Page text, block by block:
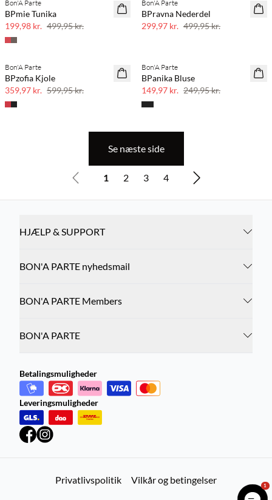
60% rabat
Bon'A Parte
BPmie Tunika
199,98 kr. 499,95 kr.
40% rabat
Bon'A Parte
BPravna Nederdel
299,97 kr. 499,95 kr.
40% rabat
Bon'A Parte
BPzofia Kjole
359,97 kr. 599,95 kr.
40% rabat
Bon'A Parte
BPanika Bluse
149,97 kr. 249,95 kr.
Se næste side
1 2 3 4
HJÆLP & SUPPORT
BON'A PARTE nyhedsmail
BON'A PARTE Members
BON'A PARTE
Betalingsmuligheder
Leveringsmuligheder
Privatlivspolitik Vilkår og betingelser 1